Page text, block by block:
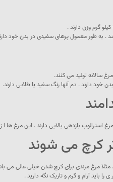
به طور معمول پرهای سفیدی در بدن خود
خود دارند . دم آنها رنگ سفید یا طلایی دارند.
بازدهی بالایی دارند . این مرغ ها
کرچ می شوند
مرغ مرندی برای کرچ شدن خیلی عالی می
باید آرام و گرم و تاریک نگه دارید .